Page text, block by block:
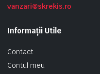
vanzari@skrekis.ro
Informații Utile
Contact
Contul meu